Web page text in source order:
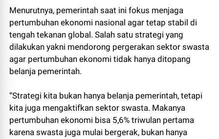
Menurutnya, pemerintah saat ini fokus menjaga
pertumbuhan ekonomi nasional agar tetap stabil di
tengah tekanan global. Salah satu strategi yang
dilakukan yakni mendorong pergerakan sektor swasta
agar pertumbuhan ekonomi tidak hanya ditopang
belanja pemerintah.
“Strategi kita bukan hanya belanja pemerintah, tetapi
kita juga mengaktifkan sektor swasta. Makanya
pertumbuhan ekonomi bisa 5,6% triwulan pertama
karena swasta juga mulai bergerak, bukan hanya